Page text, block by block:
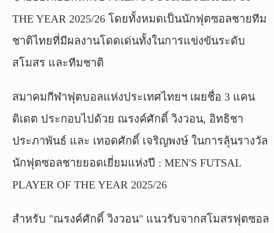
THE YEAR 2025/26 โดยทั้งหมดเป็นนักฟุตซอลชายทีม
ชาติไทยที่มีผลงานโดดเด่นทั้งในการแข่งขันระดับ
สโมสร และทีมชาติ
สมาคมกีฬาฟุตบอลแห่งประเทศไทยฯ เผยชื่อ 3 แคน
ดิเดต ประกอบไปด้วย ณรงค์ศักดิ์ วิงวอน, อิทธิชา
ประภาพันธ์ และ เทอดศักดิ์ เจริญพงษ์ ในการลุ้นรางวัล
นักฟุตซอลชายยอดเยี่ยมแห่งปี : MEN'S FUTSAL
PLAYER OF THE YEAR 2025/26
สำหรับ "ณรงค์ศักดิ์ วิงวอน" แนวรับจากสโมสรฟุตซอล